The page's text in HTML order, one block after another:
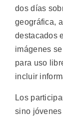
dos días
geográfica,
destacados
imágenes
para uso
incluir
Los
sino